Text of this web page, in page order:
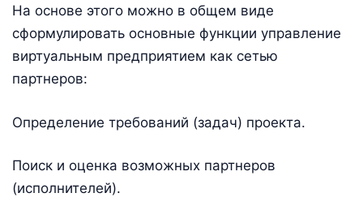
На основе этого можно в общем виде
сформулировать основные функции управление
виртуальным предприятием как сетью
партнеров:
Определение требований (задач) проекта.
Поиск и оценка возможных партнеров
(исполнителей).